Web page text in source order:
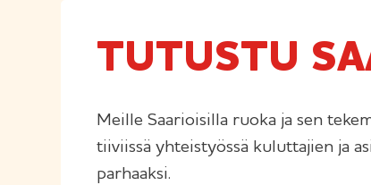
TUTUSTU
Meille Saarioisilla ruoka ja sen
tiiviissä yhteistyössä kuluttajien ja
parhaaksi.